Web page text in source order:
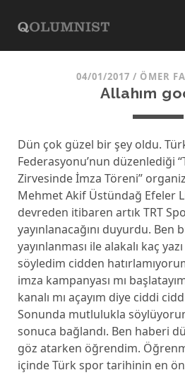
04/01/2017 / ÖMER
Allahım
Dün çok güzel bir şey oldu.
Federasyonu’nun düzenlediği
Zirvesinde İmza Töreni”
Mehmet Akif Üstündağ Efeler
devreden itibaren artık TRT
yayınlanacağını duyurdu. Ben
yayınlanması ile alakalı kaç
söyledim cidden
imza kampanyası mı
kanalı mı açayım diye ciddi
Sonunda mutlulukla
sonuca bağlandı. Ben haberi
göz atarken öğrendim.
içinde Türk spor tarihinin en